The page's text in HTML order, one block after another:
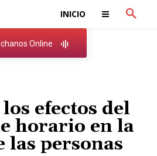
INICIO
Online
efectos del
horario en la
las personas